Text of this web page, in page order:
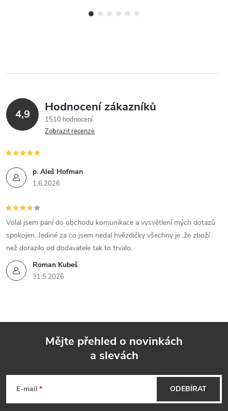
4,9 Hodnocení zákazníků
1510 hodnocení
Zobrazit recenze
p. Aleš Hofman
1.6.2026
Roman Kubeš
31.5.2026
Volal jsem paní do obchodu komunikace a vysvětlení mých dotazů
spokojen. Jediné za co jsem nedal hvězdičky všechny je ,že zboží
než dorazilo od dodavatele tak to trvalo.
Mějte přehled o novinkách
a slevách
E-mail ODEBÍRAT